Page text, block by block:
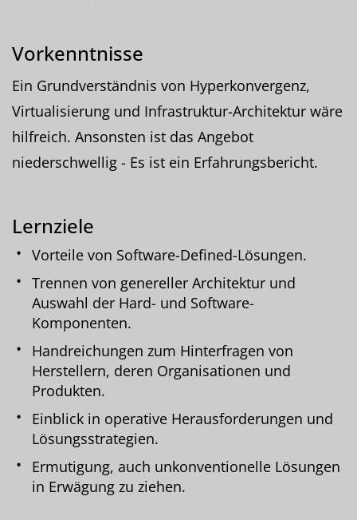
Vorkenntnisse
Ein Grundverständnis von Hyperkonvergenz,
Virtualisierung und Infrastruktur-Architektur wäre
hilfreich. Ansonsten ist das Angebot
niederschwellig - Es ist ein Erfahrungsbericht.
Lernziele
Vorteile von Software-Defined-Lösungen.
Trennen von genereller Architektur und
Auswahl der Hard- und Software-
Komponenten.
Handreichungen zum Hinterfragen von
Herstellern, deren Organisationen und
Produkten.
Einblick in operative Herausforderungen und
Lösungsstrategien.
Ermutigung, auch unkonventionelle Lösungen
in Erwägung zu ziehen.